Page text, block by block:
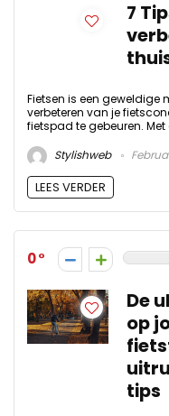
7
Fietsen is een geweldige
verbeteren van je
fietspad te gebeuren. Met
Stylishweb
LEES VERDER
0
De
op
tips